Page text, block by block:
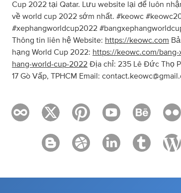
Cup 2022 tại Qatar. Lưu website lại để luôn
về world cup 2022 sớm nhất. #keowc
#xephangworldcup2022
Thông tin liên hệ Website: https://keowc.com
hạng World Cup 2022: https://keowc.com/bang-
hang-world-cup-2022 Địa chỉ: 235 Lê Đức Thọ
17 Gò Vấp, TPHCM Email: